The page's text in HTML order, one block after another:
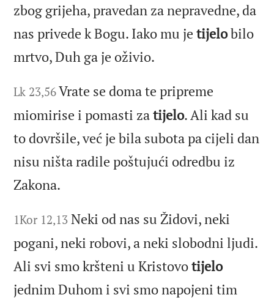
zbog grijeha, pravedan za nepravedne, da
nas privede k Bogu. Iako mu jetijelobilo
mrtvo, Duh ga je oživio.
Lk 23,56Vrate se doma te pripreme
miomirise i pomasti zatijelo. Ali kad su
to dovršile, već je bila subota pa cijeli dan
nisu ništa radile poštujući odredbu iz
Zakona.
1Kor 12,13 Neki od nas su Židovi, neki
pogani, neki robovi, a neki slobodni ljudi.
Ali svi smo kršteni u Kristovotijelo
jednim Duhom i svi smo napojeni tim